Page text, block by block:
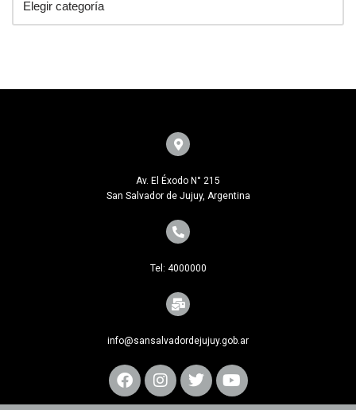
Av. El Éxodo N° 215
San Salvador de Jujuy, Argentina
Tel: 4000000
info@sansalvadordejujuy.gob.ar